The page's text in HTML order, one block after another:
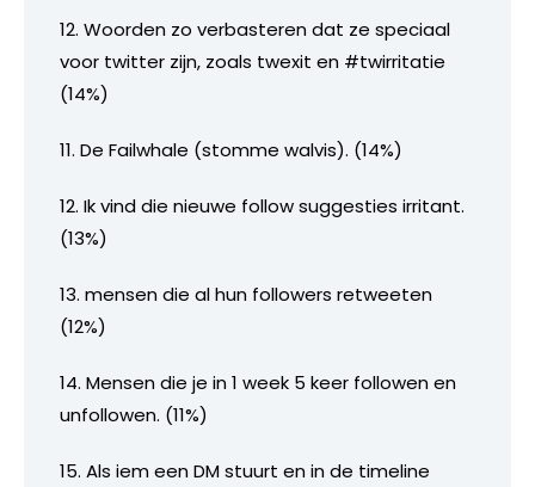
12. Woorden zo verbasteren dat ze speciaal
voor twitter zijn, zoals twexit en #twirritatie
(14%)
11. De Failwhale (stomme walvis). (14%)
12. Ik vind die nieuwe follow suggesties irritant.
(13%)
13. mensen die al hun followers retweeten
(12%)
14. Mensen die je in 1 week 5 keer followen en
unfollowen. (11%)
15. Als iem een DM stuurt en in de timeline